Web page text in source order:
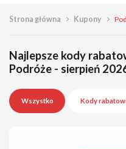
Strona główna Kupony
Najlepsze kody
Podróże - sierpień
Wszystko Kody